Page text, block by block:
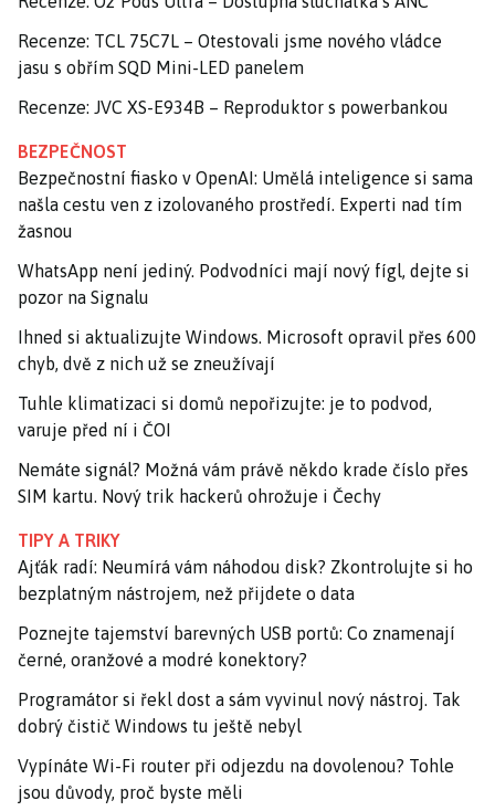
Recenze: TCL 75C7L – Otestovali jsme nového vládce
jasu s obřím SQD Mini-LED panelem
Recenze: JVC XS-E934B – Reproduktor s powerbankou
BEZPEČNOST
Bezpečnostní fiasko v OpenAI: Umělá inteligence si sama
našla cestu ven z izolovaného prostředí. Experti nad tím
žasnou
WhatsApp není jediný. Podvodníci mají nový fígl, dejte si
pozor na Signalu
Ihned si aktualizujte Windows. Microsoft opravil přes 600
chyb, dvě z nich už se zneužívají
Tuhle klimatizaci si domů nepořizujte: je to podvod,
varuje před ní i ČOI
Nemáte signál? Možná vám právě někdo krade číslo přes
SIM kartu. Nový trik hackerů ohrožuje i Čechy
TIPY A TRIKY
Ajťák radí: Neumírá vám náhodou disk? Zkontrolujte si ho
bezplatným nástrojem, než přijdete o data
Poznejte tajemství barevných USB portů: Co znamenají
černé, oranžové a modré konektory?
Programátor si řekl dost a sám vyvinul nový nástroj. Tak
dobrý čistič Windows tu ještě nebyl
Vypínáte Wi-Fi router při odjezdu na dovolenou? Tohle
jsou důvody, proč byste měli